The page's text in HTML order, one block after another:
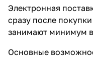
Электронная
сразу после
занимают минимум
Основные